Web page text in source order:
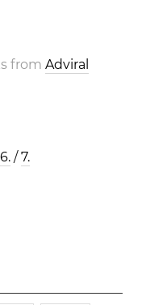
fromAdviral
6. /7.